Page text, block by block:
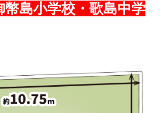
幣島小学校・歌島中学